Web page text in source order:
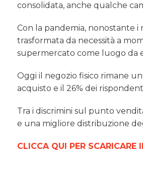
consolidata, anche qualche
Con la pandemia, nonostante i
trasformata da necessità a
supermercato come luogo da
Oggi il negozio fisico rimane
acquisto e il 26% dei
Tra i discrimini sul punto
e una migliore distribuzione
CLICCA QUI PER SCARICARE